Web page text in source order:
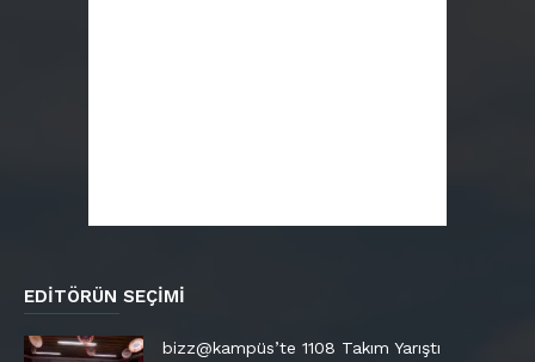
EDITÖRÜN SEÇIMI
bizz@kampüs’te 1108 Takım Yarıştı